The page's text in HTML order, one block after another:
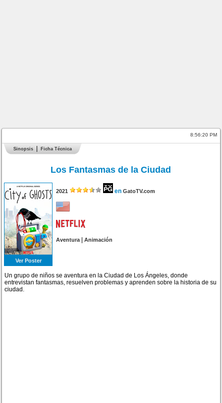
8:56:20 PM
Sinopsis Ficha Técnica
Los Fantasmas de la Ciudad
Ver Poster
2021 en GatoTV.com
Aventura|Animación
Un grupo de niños se aventura en la Ciudad de Los Ángeles, donde
entrevistan fantasmas, resuelven problemas y aprenden sobre la historia de su
ciudad.